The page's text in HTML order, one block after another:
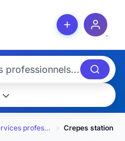
Services professionnels Crepes station